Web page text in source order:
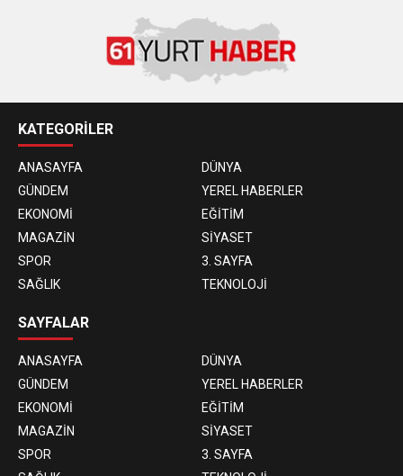
KATEGORİLER
ANASAYFA
DÜNYA
GÜNDEM
YEREL HABERLER
EKONOMİ
EĞİTİM
MAGAZİN
SİYASET
SPOR
3. SAYFA
SAĞLIK
TEKNOLOJİ
SAYFALAR
ANASAYFA
DÜNYA
GÜNDEM
YEREL HABERLER
EKONOMİ
EĞİTİM
MAGAZİN
SİYASET
SPOR
3. SAYFA